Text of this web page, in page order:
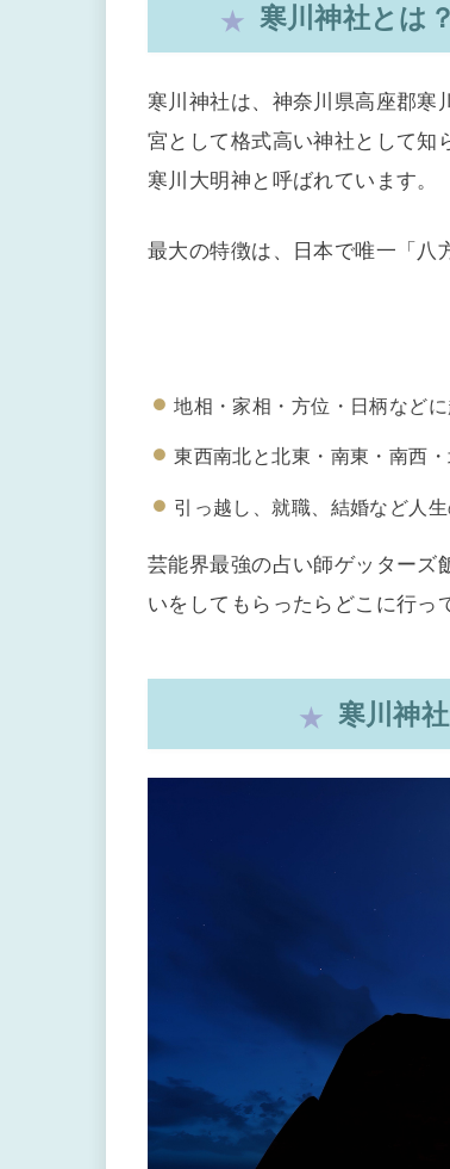
寒川神社とは
寒川神社は、神奈川県高座郡寒
宮として格式高い神社として知
寒川大明神と呼ばれています。
最大の特徴は、日本で唯一「八
地相・家相・方位・日柄など
東西南北と北東・南東・南西
引っ越し、就職、結婚など人
芸能界最強の占い師ゲッターズ
いをしてもらったらどこに行っ
寒川神